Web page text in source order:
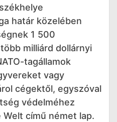
határ közelében
1 500
milliárd dollárnyi
tagállamok
vagy
cégektől, egyszóval
védelméhez
Welt című német lap.